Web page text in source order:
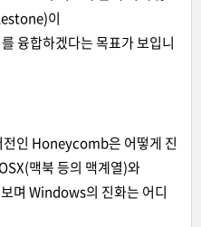
이
융합하겠다는 목표가 보입니
인 Honeycomb은 어떻게 진
맥북 등의 맥계열)와
며 Windows의 진화는 어디